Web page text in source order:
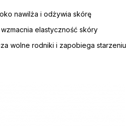
nawilża i odżywia skórę
wzmacnia elastyczność skóry
wolne rodniki i zapobiega starzeniu